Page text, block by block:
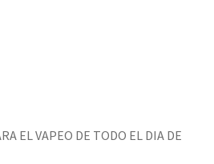
EL VAPEO DE TODO EL DIA DE